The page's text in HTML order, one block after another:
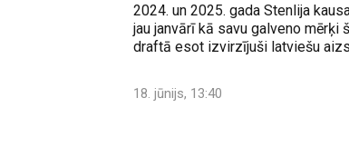
2024. un 2025. gada Stenlija
jau janvārī kā savu galveno mērķi
draftā esot izvirzījuši latviešu
18. jūnijs, 13:40